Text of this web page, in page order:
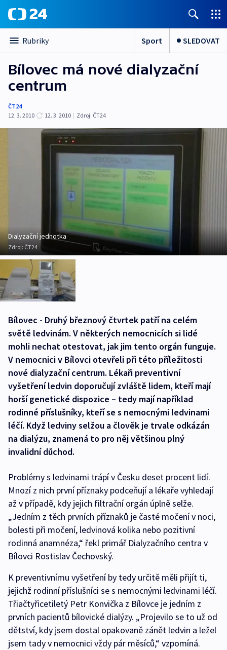
Rubriky Sport SLEDOVAT
Bílovec má nové dialyzační
centrum
ČT24
12. 3. 2010
12. 3. 2010 | Zdroj: ČT24
Dialyzační jednotka
Zdroj: ČT24
Bílovec - Druhý březnový čtvrtek patří na celém
světě ledvinám. V některých nemocnicích si lidé
mohli nechat otestovat, jak jim tento orgán funguje.
V nemocnici v Bílovci otevřeli při této příležitosti
nové dialyzační centrum. Lékaři preventivní
vyšetření ledvin doporučují zvláště lidem, kteří mají
horší genetické dispozice – tedy mají například
rodinné příslušníky, kteří se s nemocnými ledvinami
léčí. Když ledviny selžou a člověk je trvale odkázán
na dialýzu, znamená to pro něj většinou plný
invalidní důchod.
Problémy s ledvinami trápí v Česku deset procent lidí.
Mnozí z nich první příznaky podceňují a lékaře vyhledají
až v případě, kdy jejich filtrační orgán úplně selže.
„Jedním z těch prvních příznaků je časté močení v noci,
bolesti při močení, ledvinová kolika nebo pozitivní
rodinná anamnéza,“ řekl primář Dialyzačního centra v
Bílovci Rostislav Čechovský.
K preventivnímu vyšetření by tedy určitě měli přijít ti,
jejichž rodinní příslušníci se s nemocnými ledvinami léčí.
Třiačtyřicetiletý Petr Konvička z Bílovce je jedním z
prvních pacientů bílovické dialýzy. „Projevilo se to už od
dětství, kdy jsem dostal opakovaně zánět ledvin a ležel
jsem tady v nemocnici vždy pár měsíců,“ vzpomíná.